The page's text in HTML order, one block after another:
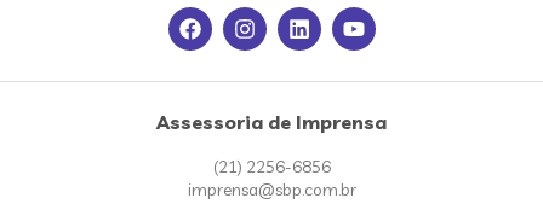
Assessoria de Imprensa
(21) 2256-6856
imprensa@sbp.com.br